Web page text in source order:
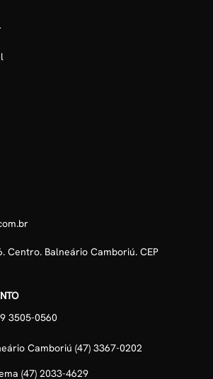
Centro. Balneário Camboriú. CEP
3505-0560
Camboriú (47) 3367-0202
(47) 2033-4629